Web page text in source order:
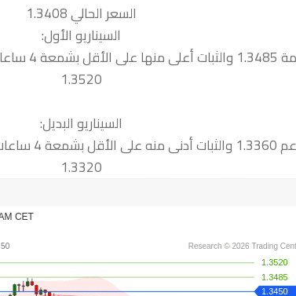
السعر الحالي 1.3408
السيناريو الأول:
التالية
1.3520
السيناريو البديل:
نحو الدعم التالية
1.3320